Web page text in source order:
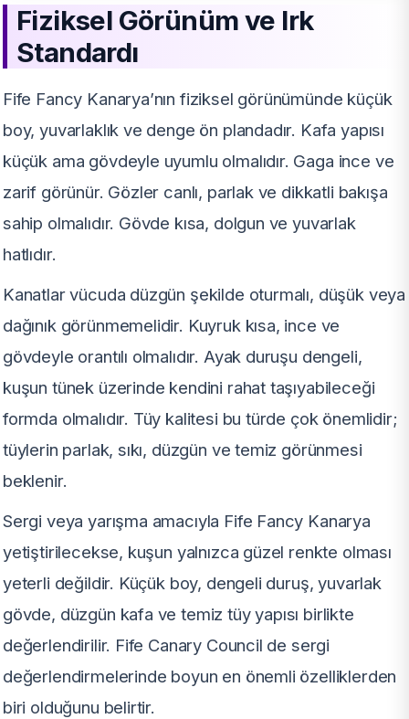
Fiziksel Görünüm ve Irk
Standardı
Fife Fancy Kanarya’nın fiziksel görünümünde küçük
boy, yuvarlaklık ve denge ön plandadır. Kafa yapısı
küçük ama gövdeyle uyumlu olmalıdır. Gaga ince ve
zarif görünür. Gözler canlı, parlak ve dikkatli bakışa
sahip olmalıdır. Gövde kısa, dolgun ve yuvarlak
hatlıdır.
Kanatlar vücuda düzgün şekilde oturmalı, düşük veya
dağınık görünmemelidir. Kuyruk kısa, ince ve
gövdeyle orantılı olmalıdır. Ayak duruşu dengeli,
kuşun tünek üzerinde kendini rahat taşıyabileceği
formda olmalıdır. Tüy kalitesi bu türde çok önemlidir;
tüylerin parlak, sıkı, düzgün ve temiz görünmesi
beklenir.
Sergi veya yarışma amacıyla Fife Fancy Kanarya
yetiştirilecekse, kuşun yalnızca güzel renkte olması
yeterli değildir. Küçük boy, dengeli duruş, yuvarlak
gövde, düzgün kafa ve temiz tüy yapısı birlikte
değerlendirilir. Fife Canary Council de sergi
değerlendirmelerinde boyun en önemli özelliklerden
biri olduğunu belirtir.